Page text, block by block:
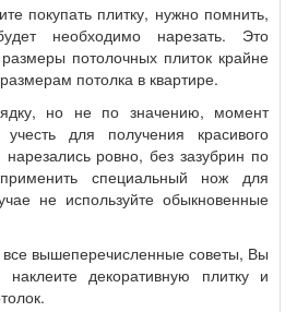
покупать плитку, нужно помнить,
необходимо нарезать. Это
потолочных плиток крайне
потолка в квартире.
но не по значению, момент
для получения красивого
нарезались ровно, без зазубрин по
специальный нож для
не используйте обыкновенные
вышеперечисленные советы, Вы
декоративную плитку и